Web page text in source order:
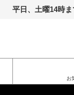
平日、土曜14時
お